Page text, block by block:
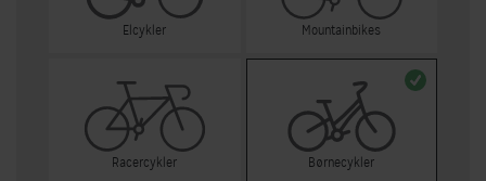
Elcykler Mountainbikes
Racercykler Børnecykler